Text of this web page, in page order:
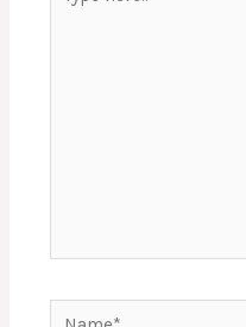
here..
Name*